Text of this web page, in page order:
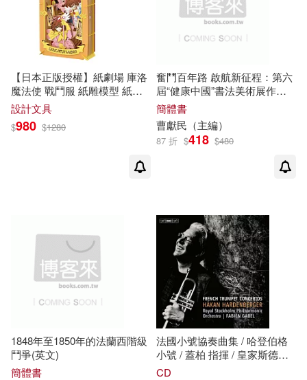
劉時劍，許天舒，袁佳楠，傅志勇
劉燁(1)
吳強(1)
吳征，(法)伯蓋姆 編著(1)
善存老師(1)
國際腳鬥士協會(1) 坂本幸(1)
夏海公司(1) 大坤編輯部(1)
孫麗珊(1) 寇伯雷(1)
台灣知識庫(1)
吉林攝影出版社(1)
吉林美術出版社(1)
四川科學技術出版社(1)
國防工業出版社(1)
外語教學與研究出版社(1)
夢田小筑(1) 大地地理(1)
【日本正版授權】紙劇場 庫洛
魔法使 戰鬥服 紙雕模型 紙模
型 立體模型 木之本櫻 PAPER
THEATER
設計文具
$980 $1280
奮鬥百年路 啟航新征程：第六
屆“健康中國”書法美術展作品
集
簡體書
曹獻民（主編）
87 折 $418 $480
1848年至1850年的法蘭西階級
鬥爭(英文)
簡體書
法國小號協奏曲集 / 哈登伯格
小號 / 蓋柏 指揮 / 皇家斯德哥
爾摩愛樂管弦樂團 (SACD)
CD